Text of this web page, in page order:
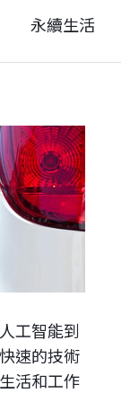
工智能到
速的技術
活和工作